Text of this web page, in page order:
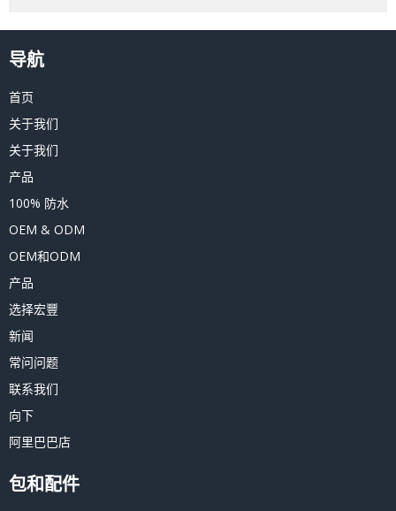
导航
首页
关于我们
关于我们
产品
100% 防水
OEM & ODM
OEM和ODM
产品
选择宏豐
新闻
常问问题
联系我们
向下
阿里巴巴店
包和配件